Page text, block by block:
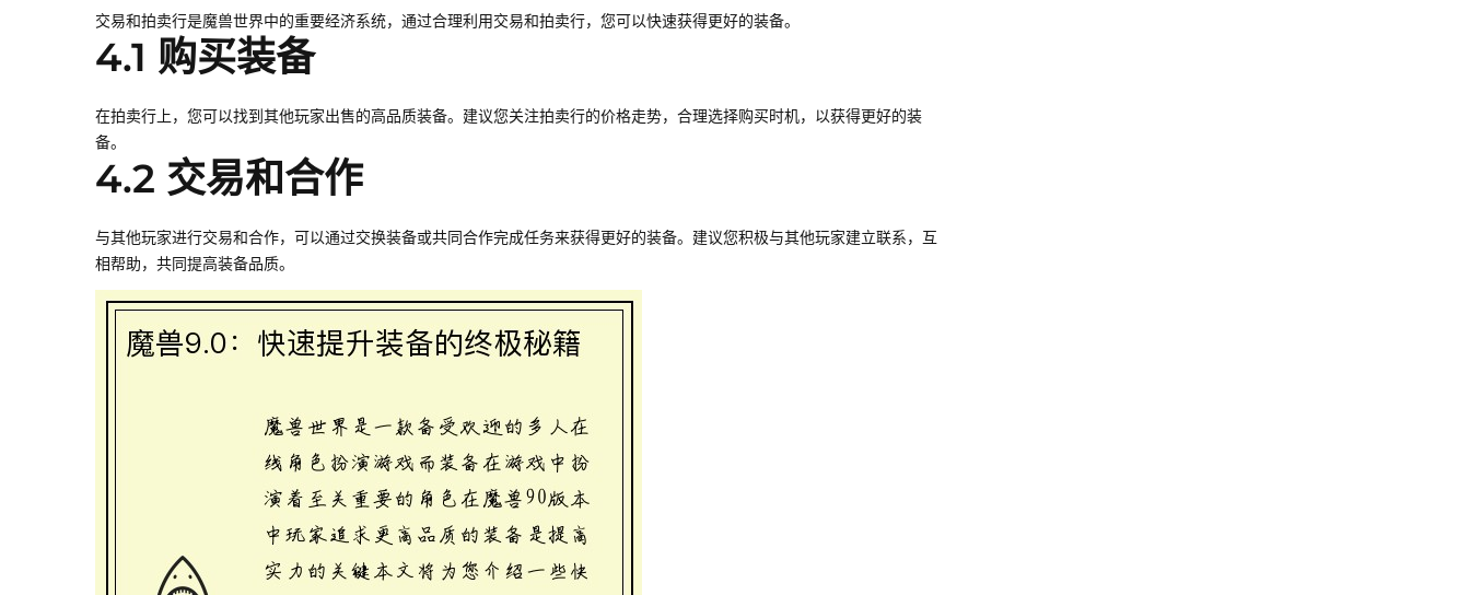
交易和拍卖行是魔兽世界中的重要经济系统，通过合理利用交易和拍卖行，您可以快速获得更好的装备。
4.1 购买装备
在拍卖行上，您可以找到其他玩家出售的高品质装备。建议您关注拍卖行的价格走势，合理选择购买时机，以获得更好的装
备。
4.2 交易和合作
与其他玩家进行交易和合作，可以通过交换装备或共同合作完成任务来获得更好的装备。建议您积极与其他玩家建立联系，互
相帮助，共同提高装备品质。